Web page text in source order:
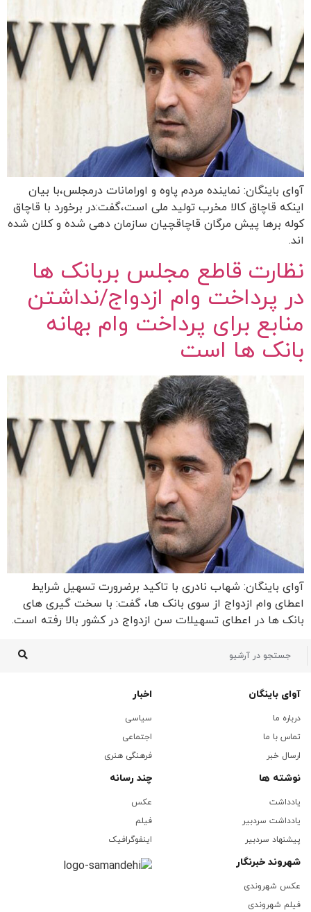
آوای باینگان: نماینده مردم پاوه و اورامانات درمجلس،با بیان
اینکه قاچاق کالا مخرب تولید ملی است،گفت:در برخورد با قاچاق
کوله برها پیش مرگان قاچاقچیان سازمان دهی شده و کلان شده
اند.
نظارت قاطع مجلس بربانک ها
در پرداخت وام ازدواج/نداشتن
منابع برای پرداخت وام بهانه
بانک ها است
آوای باینگان: شهاب نادری با تاکید برضرورت تسهیل شرایط
اعطای وام ازدواج از سوی بانک ها، گفت: با سخت گیری های
بانک ها در اعطای تسهیلات سن ازدواج در کشور بالا رفته است.
آوای باینگان
درباره ما
تماس با ما
ارسال خبر
اخبار
سیاسی
اجتماعی
فرهنگی هنری
نوشته ها
یادداشت
یادداشت سردبیر
پیشنهاد سردبیر
چند رسانه
عکس
فیلم
اینفوگرافیک
شهروند خبرنگار
عکس شهروندی
فیلم شهروندی